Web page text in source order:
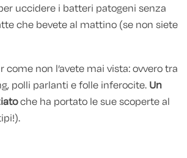
uccidere i batteri patogeni senza
che bevete al mattino (se non siete
non l’avete mai vista: ovvero tra
polli parlanti e folle inferocite. Un
che ha portato le sue scoperte al